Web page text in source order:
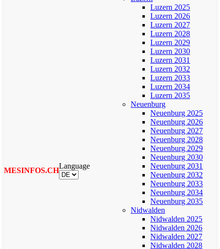
MESINFOS.CH
Language
Luzern 2025
Luzern 2026
Luzern 2027
Luzern 2028
Luzern 2029
Luzern 2030
Luzern 2031
Luzern 2032
Luzern 2033
Luzern 2034
Luzern 2035
Neuenburg
Neuenburg 2025
Neuenburg 2026
Neuenburg 2027
Neuenburg 2028
Neuenburg 2029
Neuenburg 2030
Neuenburg 2031
Neuenburg 2032
Neuenburg 2033
Neuenburg 2034
Neuenburg 2035
Nidwalden
Nidwalden 2025
Nidwalden 2026
Nidwalden 2027
Nidwalden 2028